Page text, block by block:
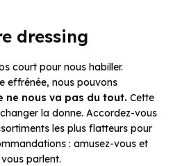
dressing
court pour nous habiller.
effrénée, nous pouvons
ne nous va pas du tout. Cette
la donne. Accordez-vous
les plus flatteurs pour
: amusez-vous et
parlent.